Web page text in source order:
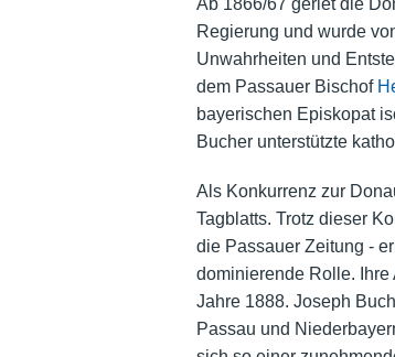
Regierung und wurde
Unwahrheiten und
dem Passauer Bischof
bayerischen Episkopat
Bucher unterstützte
Als Konkurrenz zur
Tagblatts. Trotz dieser
die Passauer Zeitung -
dominierende Rolle.
Jahre 1888. Joseph
Passau und